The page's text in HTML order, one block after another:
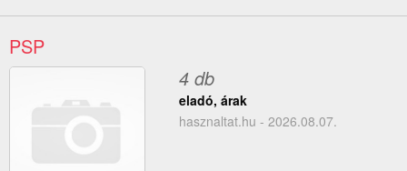
PSP
4 db
eladó, árak
hasznaltat.hu - 2026.08.07.